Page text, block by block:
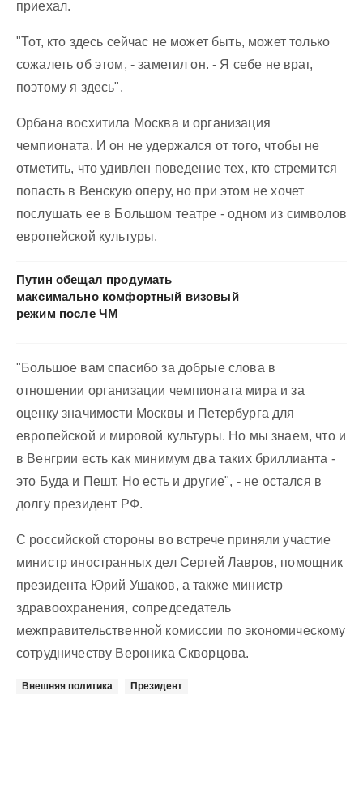
приехал.
"Тот, кто здесь сейчас не может быть, может только
сожалеть об этом, - заметил он. - Я себе не враг,
поэтому я здесь".
Орбана восхитила Москва и организация
чемпионата. И он не удержался от того, чтобы не
отметить, что удивлен поведение тех, кто стремится
попасть в Венскую оперу, но при этом не хочет
послушать ее в Большом театре - одном из символов
европейской культуры.
Путин обещал продумать
максимально комфортный визовый
режим после ЧМ
"Большое вам спасибо за добрые слова в
отношении организации чемпионата мира и за
оценку значимости Москвы и Петербурга для
европейской и мировой культуры. Но мы знаем, что и
в Венгрии есть как минимум два таких бриллианта -
это Буда и Пешт. Но есть и другие", - не остался в
долгу президент РФ.
С российской стороны во встрече приняли участие
министр иностранных дел Сергей Лавров, помощник
президента Юрий Ушаков, а также министр
здравоохранения, сопредседатель
межправительственной комиссии по экономическому
сотрудничеству Вероника Скворцова.
Внешняя политика Президент